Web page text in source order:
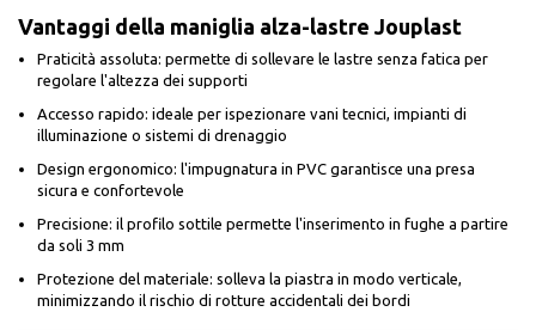
Vantaggi della maniglia alza-lastre Jouplast
Praticità assoluta: permette di sollevare le lastre senza fatica per
regolare l'altezza dei supporti
Accesso rapido: ideale per ispezionare vani tecnici, impianti di
illuminazione o sistemi di drenaggio
Design ergonomico: l'impugnatura in PVC garantisce una presa
sicura e confortevole
Precisione: il profilo sottile permette l'inserimento in fughe a partire
da soli 3 mm
Protezione del materiale: solleva la piastra in modo verticale,
minimizzando il rischio di rotture accidentali dei bordi